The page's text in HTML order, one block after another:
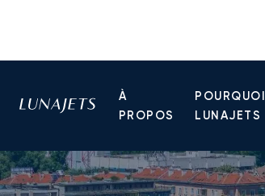
À
PROPOS
POURQUOI
LUNAJETS